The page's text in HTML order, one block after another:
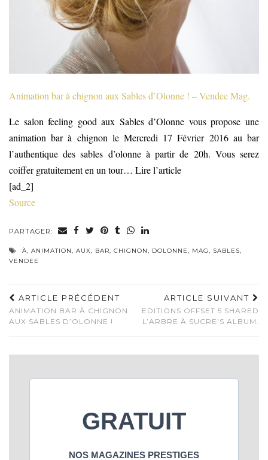
Animation bar à chignon aux Sables d’Olonne ! – Vendee Mag.
Le salon feeling good aux Sables d’Olonne vous propose une
animation bar à chignon le Mercredi 17 Février 2016 au bar
l’authentique des sables d’olonne à partir de 20h. Vous serez
coiffer gratuitement en un tour… Lire l’article
[ad_2]
Source
PARTAGER:
À, ANIMATION, AUX, BAR, CHIGNON, DOLONNE, MAG, SABLES,
VENDEE
ARTICLE PRÉCÉDENT
ANIMATION BAR À CHIGNON
AUX SABLES D’OLONNE !
ARTICLE SUIVANT
EDITIONS OFFSET 5 SHARED
L’ARBRE À SUCRE’S ALBUM.